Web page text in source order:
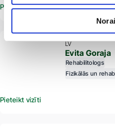
Pieteikt vizīti
LV
Evita Goraja
Rehabilitologs
Fizikālās un
Pieteikt vizīti